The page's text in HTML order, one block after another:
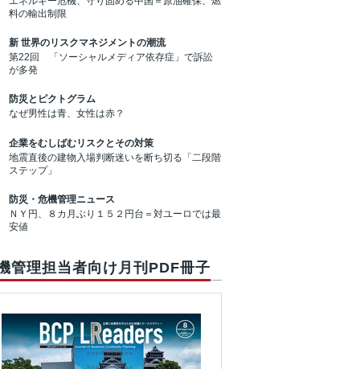
料の輸出制限
新 世界のリスクマネジメントの潮流
第22回 「ソーシャルメディア依存症」で訴訟
が多発
防災とピクトグラム
なぜ男性は青、女性は赤？
企業をむしばむリスクとその対策
地震直後の建物入場判断迷いを断ち切る「二段階
ステップ」
防災・危機管理ニュース
ＮＹ円、８カ月ぶり１５２円台＝対ユーロでは最
安値
管理担当者向け月刊PDF冊子